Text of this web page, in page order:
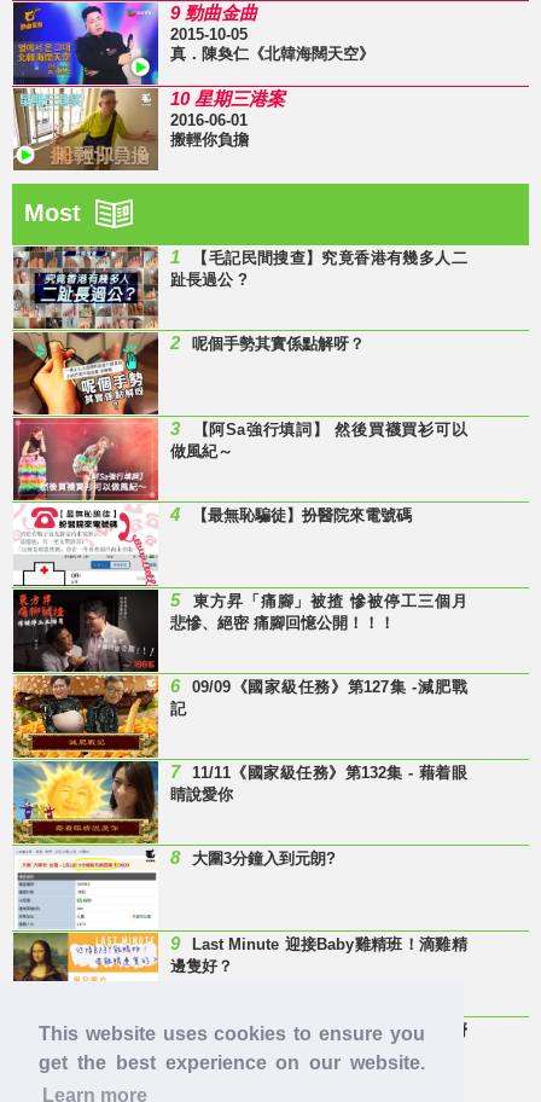
This website uses cookies to ensure you
get the best experience on our website.
Learn more
9 勁曲金曲
2015-10-05
真．陳奐仁《北韓海闊天空》
10 星期三港案
2016-06-01
搬輕你負擔
Most
1
【毛記民間搜查】究竟香港有幾多人二
趾長過公 ?
2 呢個手勢其實係點解呀？
3
【阿Sa強行填詞】 然後買襪買衫可以
做風紀～
4 【最無恥騙徒】扮醫院來電號碼
5
東方昇「痛腳」被揸 慘被停工三個月
悲慘、絕密 痛腳回憶公開！！！
6
09/09《國家級任務》第127集 -減肥戰
記
7
11/11《國家級任務》第132集 - 藉着眼
睛說愛你
8 大圍3分鐘入到元朗?
9
Last Minute 迎接Baby雞精班！滴雞精
邊隻好？
10
【童年回憶】 有冇人記得呢兩隻嘢